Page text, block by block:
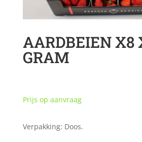
AARDBEIEN X8
GRAM
Prijs op aanvraag
Verpakking: Doos.